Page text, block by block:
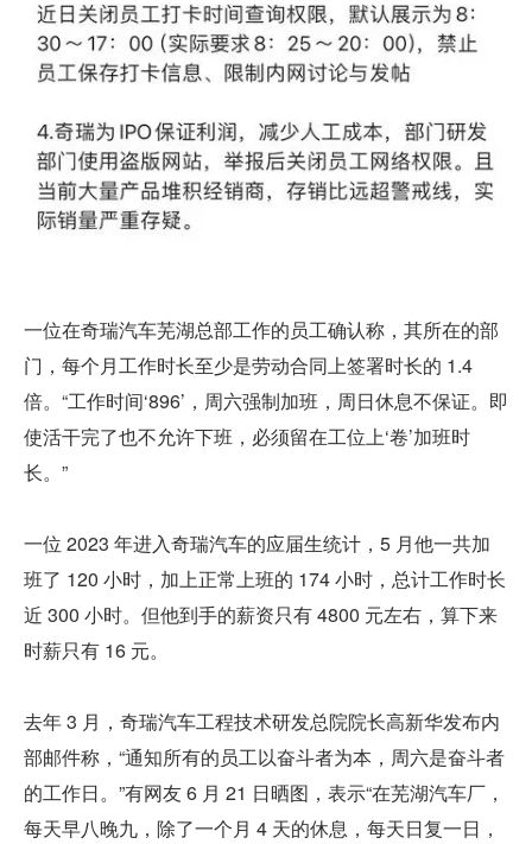
一位在奇瑞汽车芜湖总部工作的员工确认称，其所在的部
门，每个月工作时长至少是劳动合同上签署时长的 1.4
倍。“工作时间‘896’，周六强制加班，周日休息不保证。即
使活干完了也不允许下班，必须留在工位上‘卷’加班时
长。”
一位 2023 年进入奇瑞汽车的应届生统计，5 月他一共加
班了 120 小时，加上正常上班的 174 小时，总计工作时长
近 300 小时。但他到手的薪资只有 4800 元左右，算下来
时薪只有 16 元。
去年 3 月，奇瑞汽车工程技术研发总院院长高新华发布内
部邮件称，“通知所有的员工以奋斗者为本，周六是奋斗者
的工作日。”有网友 6 月 21 日晒图，表示“在芜湖汽车厂，
每天早八晚九，除了一个月 4 天的休息，每天日复一日，